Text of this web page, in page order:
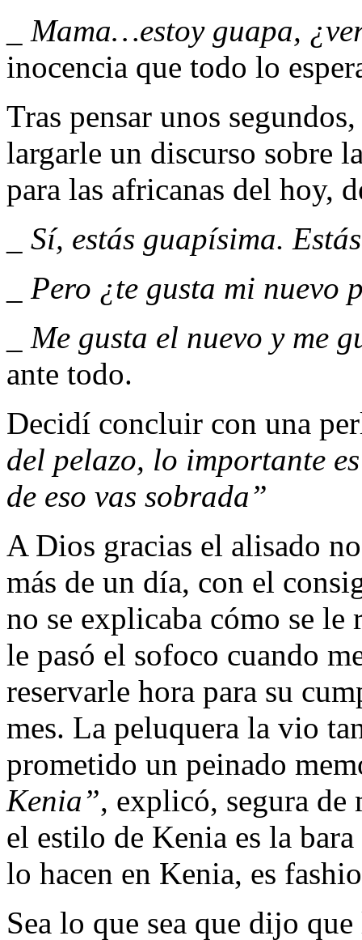
_ Mama…estoy guapa,
inocencia que todo lo
Tras pensar unos
largarle un discurso sobre
para las africanas del hoy,
_ Sí, estás guapísima.
_ Pero ¿te gusta mi nuevo
_ Me gusta el nuevo y me
ante todo.
Decidí concluir con una
del pelazo, lo importante
de eso vas sobrada”
A Dios gracias el alisado
más de un día, con el
no se explicaba cómo se
le pasó el sofoco cuando
reservarle hora para su
mes. La peluquera la vio
prometido un peinado
Kenia”, explicó, segura de
el estilo de Kenia es la
lo hacen en Kenia, es
Sea lo que sea que dijo